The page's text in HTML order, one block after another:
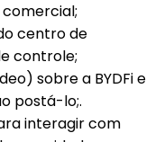
comercial;
centro de
controle;
sobre a BYDFi e
postá-lo;.
interagir com